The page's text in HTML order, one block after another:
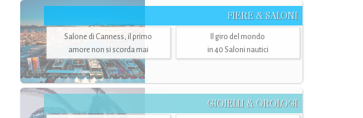
FIERE & SALONI
Salone di Canness, il primo
amore non si scorda mai
Il giro del mondo
in 40 Saloni nautici
GIOIELLI & OROLOGI